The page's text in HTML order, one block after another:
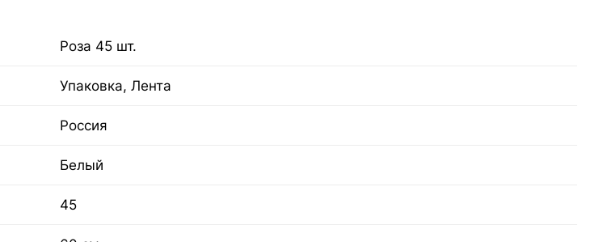
Роза 45 шт.
Упаковка, Лента
Россия
Белый
45